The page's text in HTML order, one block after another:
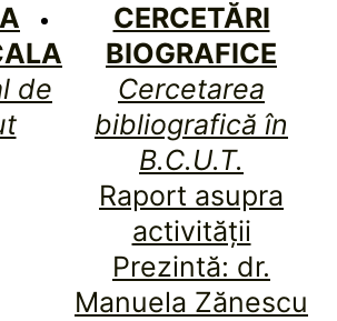
de
CERCETĂRI
BIOGRAFICE
Cercetarea
bibliografică în
B.C.U.T.
Raport asupra
activității
Prezintă: dr.
Manuela Zănescu